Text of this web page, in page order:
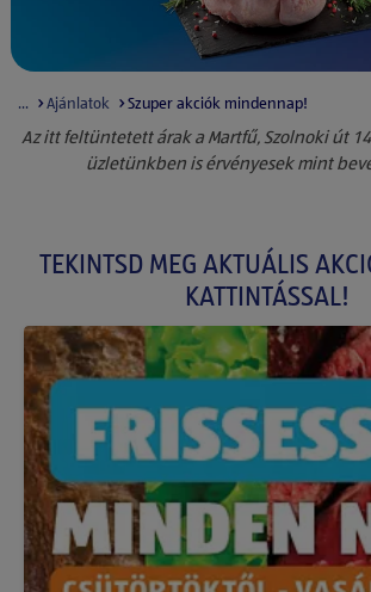
... Ajánlatok Szuper akciók mindennap!
Az itt feltüntetett árak a Martfű, Szolnoki út
üzletünkben is érvényesek mint
TEKINTSD MEG AKTUÁLIS
KATTINTÁSSAL!